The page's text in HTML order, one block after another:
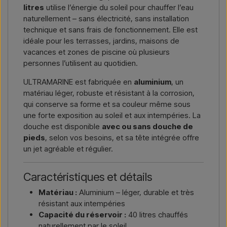
litres utilise l’énergie du soleil pour chauffer l’eau
naturellement – sans électricité, sans installation
technique et sans frais de fonctionnement. Elle est
idéale pour les terrasses, jardins, maisons de
vacances et zones de piscine où plusieurs
personnes l’utilisent au quotidien.
ULTRAMARINE est fabriquée en aluminium, un
matériau léger, robuste et résistant à la corrosion,
qui conserve sa forme et sa couleur même sous
une forte exposition au soleil et aux intempéries. La
douche est disponible avec ou sans douche de
pieds, selon vos besoins, et sa tête intégrée offre
un jet agréable et régulier.
Caractéristiques et détails
Matériau : Aluminium – léger, durable et très
résistant aux intempéries
Capacité du réservoir : 40 litres chauffés